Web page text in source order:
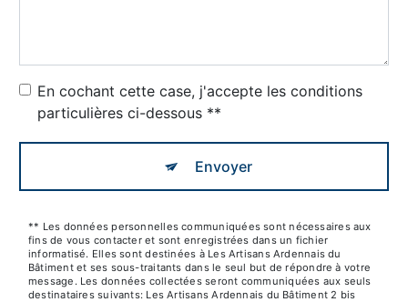
En cochant cette case, j'accepte les conditions
particulières ci-dessous **
Envoyer
** Les données personnelles communiquées sont nécessaires aux
fins de vous contacter et sont enregistrées dans un fichier
informatisé. Elles sont destinées à Les Artisans Ardennais du
Bâtiment et ses sous-traitants dans le seul but de répondre à votre
message. Les données collectées seront communiquées aux seuls
destinataires suivants: Les Artisans Ardennais du Bâtiment 2 bis